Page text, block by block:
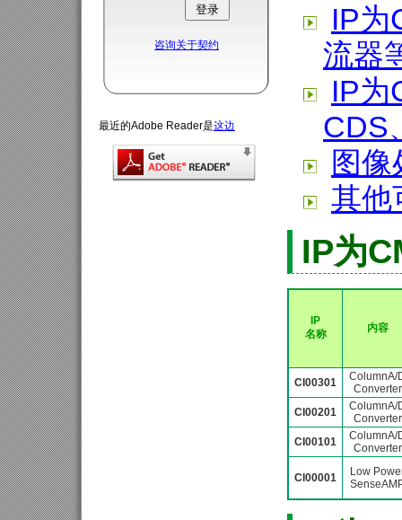
咨询关于契约
最近的Adobe Reader是这边
IP为
流器
IP为
CDS
图
其他
IP为
IP
名称
内容
CI00301
ColumnA/
Converter
CI00201
ColumnA/
Converter
CI00101
ColumnA/
Converter
CI00001
Low